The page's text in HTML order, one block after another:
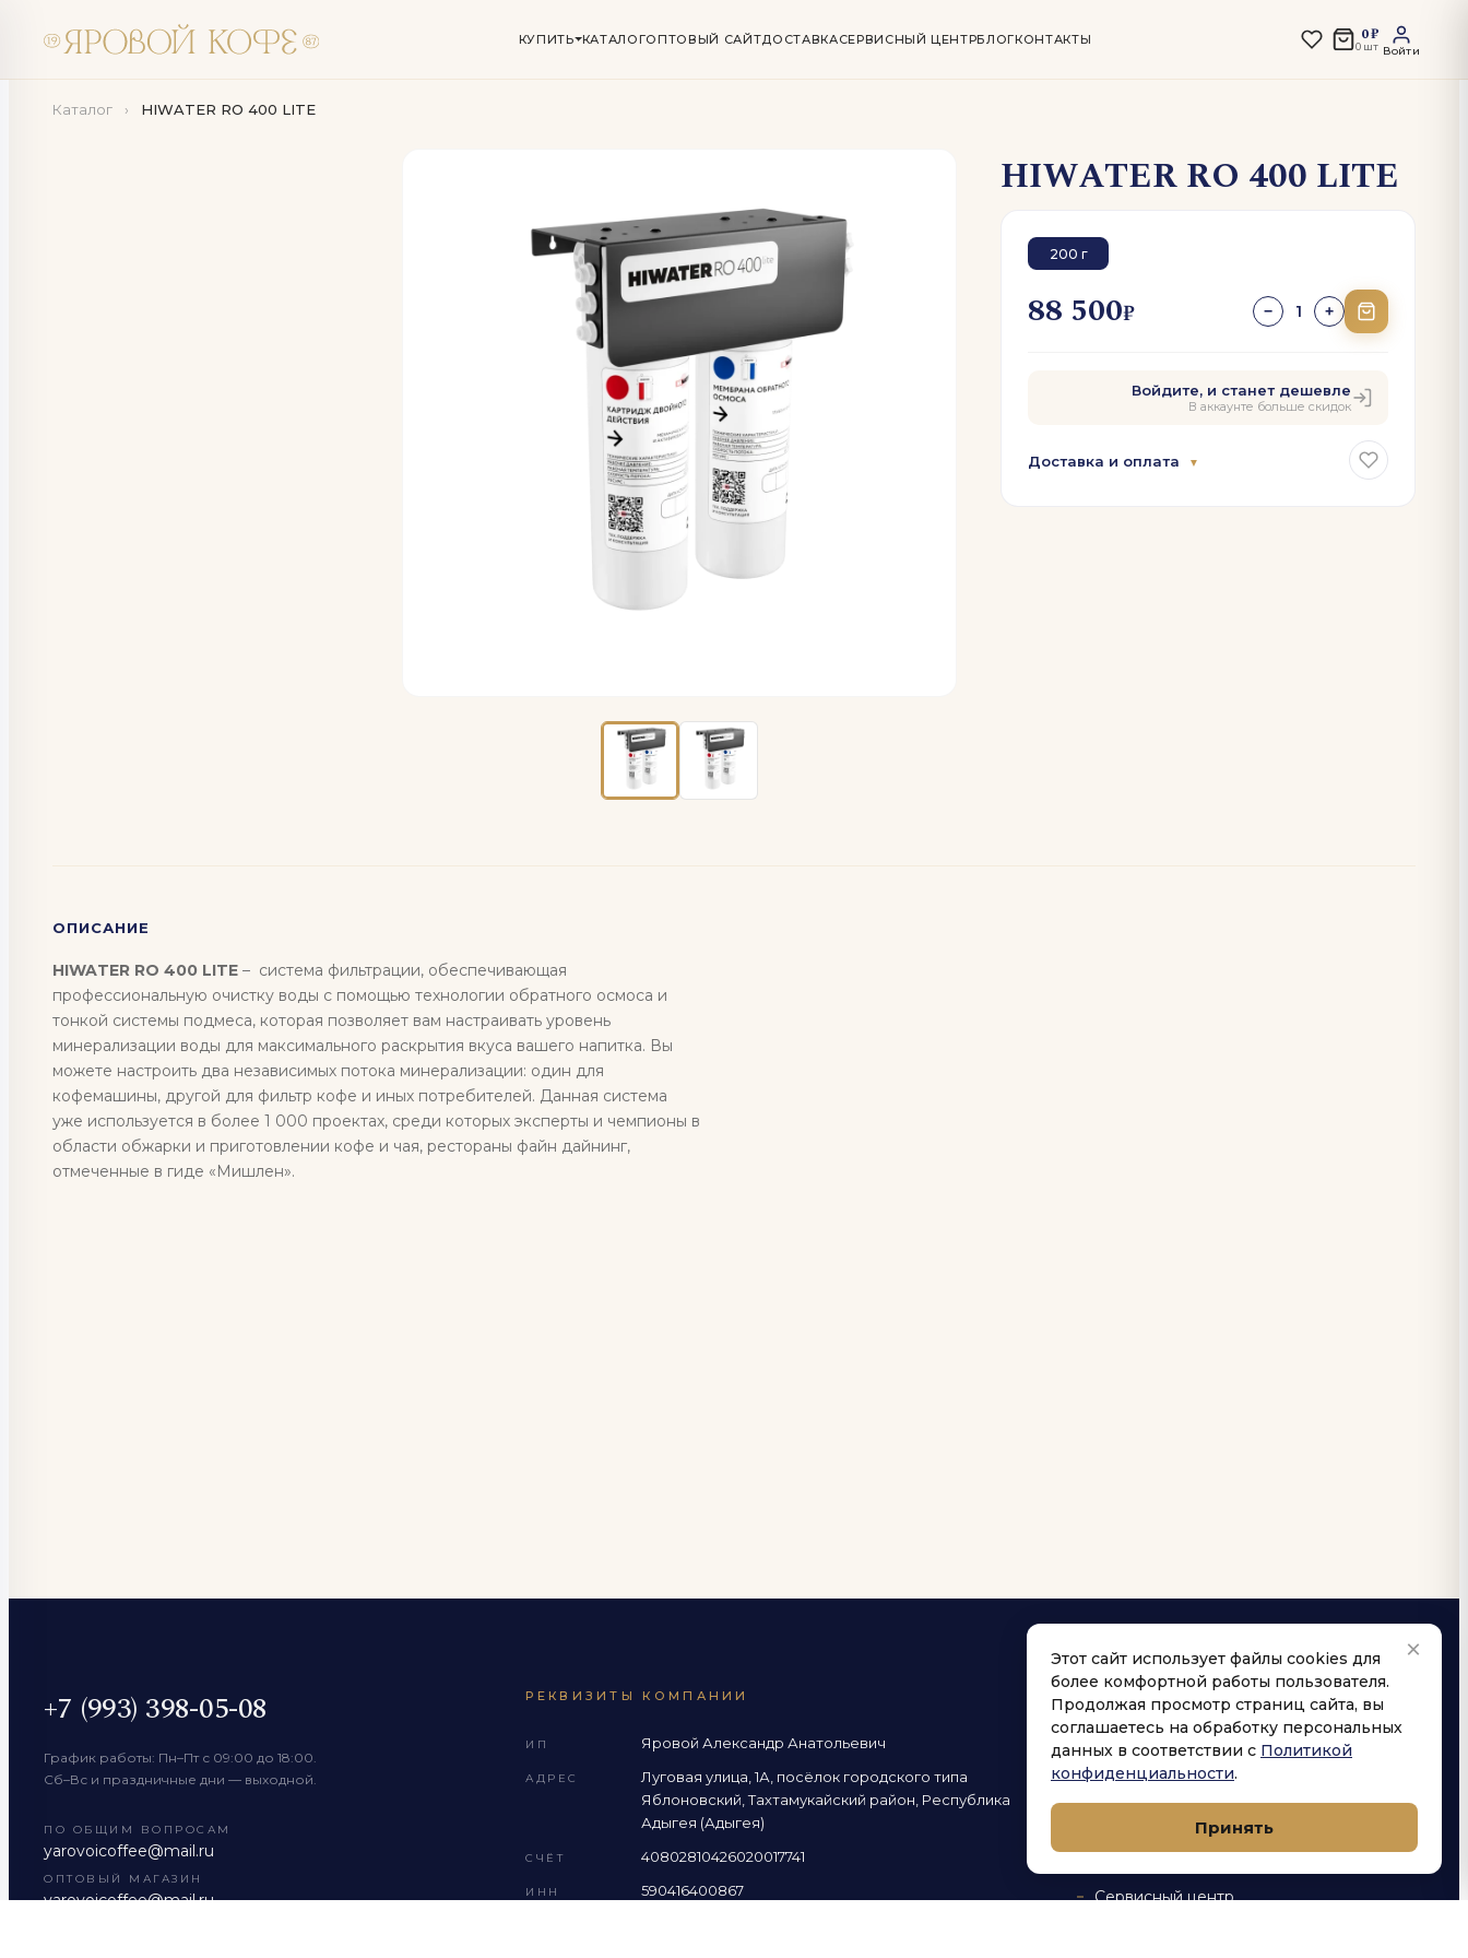
КУПИТЬ КАТАЛОГОПТОВЫЙ САЙТДОСТАВКАСЕРВИСНЫЙ ЦЕНТРБЛОГКОНТАКТЫ 0 ₽
0 шт Войти
Каталог › HIWATER RO 400 LITE
HIWATER RO 400 LITE
200 г
88 500₽ − 1 +
Войдите, и станет дешевле
В аккаунте больше скидок
Доставка и оплата ▼
ОПИСАНИЕ
HIWATER RO 400 LITE – система фильтрации, обеспечивающая
профессиональную очистку воды с помощью технологии обратного осмоса и
тонкой системы подмеса, которая позволяет вам настраивать уровень
минерализации воды для максимального раскрытия вкуса вашего напитка. Вы
можете настроить два независимых потока минерализации: один для
кофемашины, другой для фильтр кофе и иных потребителей. Данная система
уже используется в более 1 000 проектах, среди которых эксперты и чемпионы в
области обжарки и приготовлении кофе и чая, рестораны файн дайнинг,
отмеченные в гиде «Мишлен».
+7 (993) 398-05-08
График работы: Пн–Пт с 09:00 до 18:00.
Сб–Вс и праздничные дни — выходной.
ПО ОБЩИМ ВОПРОСАМ
yarovoicoffee@mail.ru
ОПТОВЫЙ МАГАЗИН
yarovoicoffee@mail.ru
РЕКВИЗИТЫ КОМПАНИИ
ИП Яровой Александр Анатольевич
АДРЕС
Луговая улица, 1А, посёлок городского типа
Яблоновский, Тахтамукайский район, Республика
Адыгея (Адыгея)
СЧЁТ 40802810426020017741
ИНН 590416400867
Купить
Каталог
Оптовый сайт
Доставка
Сервисный центр
×
Этот сайт использует файлы cookies для
более комфортной работы пользователя.
Продолжая просмотр страниц сайта, вы
соглашаетесь на обработку персональных
данных в соответствии с Политикой
конфиденциальности.
Принять